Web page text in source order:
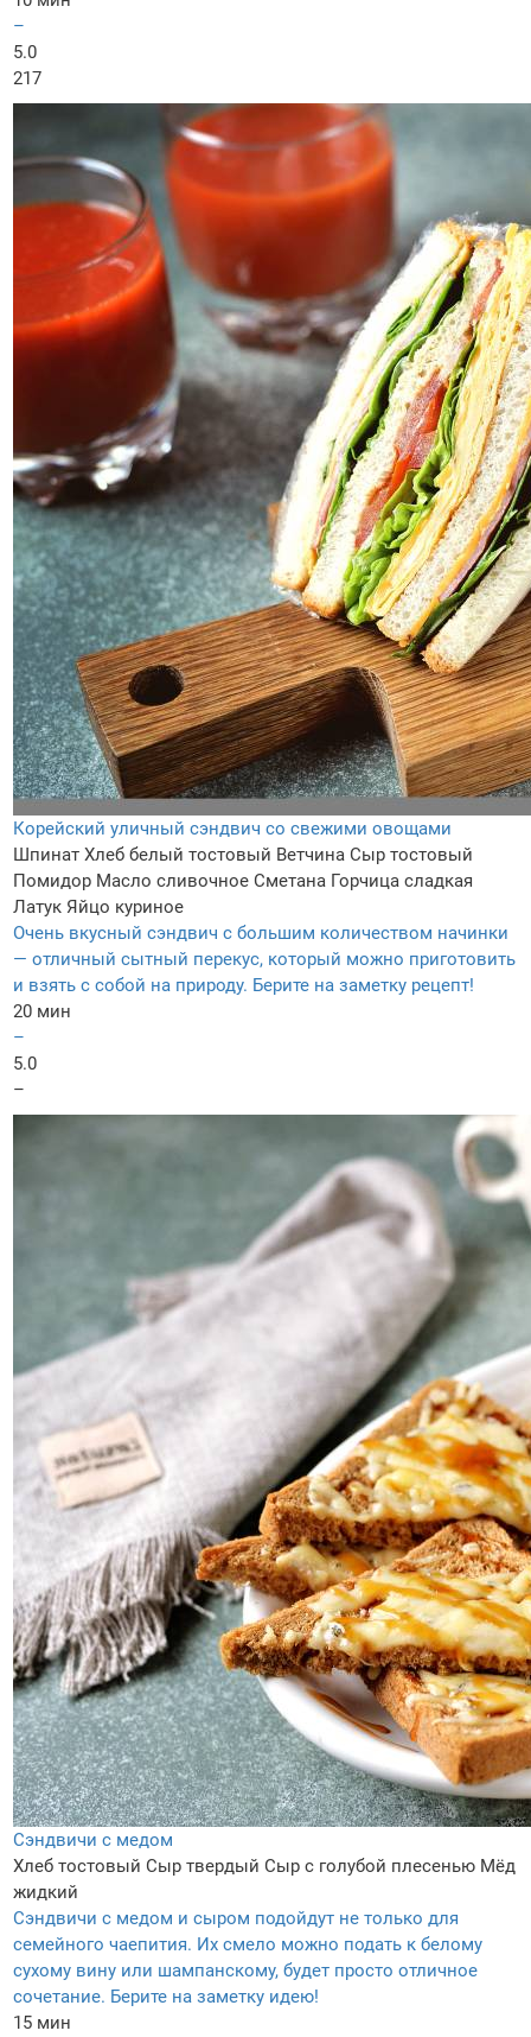
–
5.0
217
Корейский уличный сэндвич со свежими овощами
Шпинат Хлеб белый тостовый Ветчина Сыр тостовый
Помидор Масло сливочное Сметана Горчица сладкая
Латук Яйцо куриное
Очень вкусный сэндвич с большим количеством начинки
— отличный сытный перекус, который можно приготовить
и взять с собой на природу. Берите на заметку рецепт!
20 мин
–
5.0
–
Сэндвичи с медом
Хлеб тостовый Сыр твердый Сыр с голубой плесенью Мёд
жидкий
Сэндвичи с медом и сыром подойдут не только для
семейного чаепития. Их смело можно подать к белому
сухому вину или шампанскому, будет просто отличное
сочетание. Берите на заметку идею!
15 мин